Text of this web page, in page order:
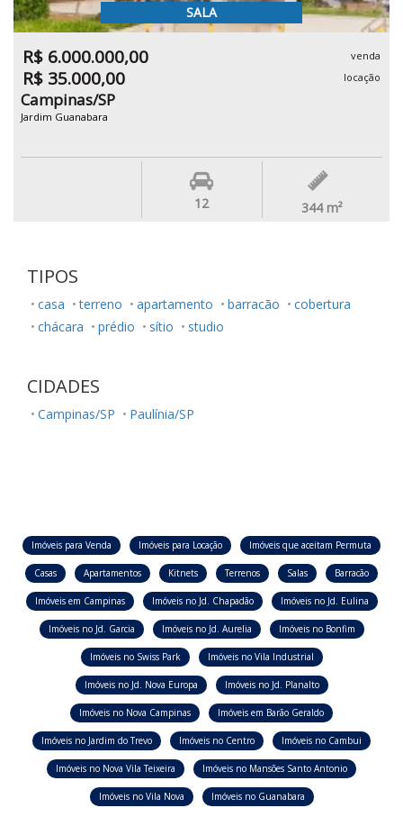
SALA
R$ 6.000.000,00 venda
R$ 35.000,00 locação
Campinas/SP
Jardim Guanabara
12 344 m²
TIPOS
casa terreno apartamento barracão
cobertura
chácara
prédio sítio studio
CIDADES
Campinas/SP Paulínia/SP
Imóveis para Venda Imóveis para Locação Imóveis que aceitam Permuta
Casas Apartamentos Kitnets Terrenos Salas Barracão
Imóveis em Campinas Imóveis no Jd. Chapadão Imóveis no Jd. Eulina
Imóveis no Jd. Garcia Imóveis no Jd. Aurelia Imóveis no Bonfim
Imóveis no Swiss Park Imóveis no Vila Industrial
Imóveis no Jd. Nova Europa Imóveis no Jd. Planalto
Imóveis no Nova Campinas Imóveis em Barão Geraldo
Imóveis no Jardim do Trevo Imóveis no Centro Imóveis no Cambui
Imóveis no Nova Vila Teixeira Imóveis no Mansões Santo Antonio
Imóveis no Vila Nova Imóveis no Guanabara